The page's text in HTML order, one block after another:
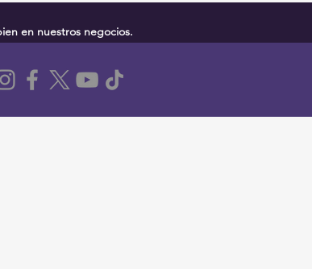
en nuestros negocios.